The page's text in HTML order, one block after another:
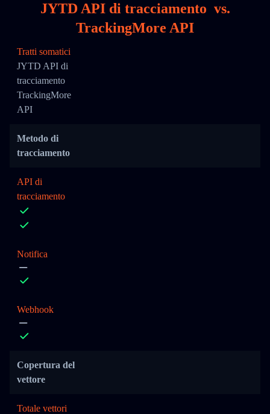
JYTD API di tracciamento vs.
TrackingMore API
Tratti somatici
JYTD API di
tracciamento
TrackingMore
API
Metodo di
tracciamento
API di
tracciamento
Notifica
Webhook
Copertura del
vettore
Totale vettori